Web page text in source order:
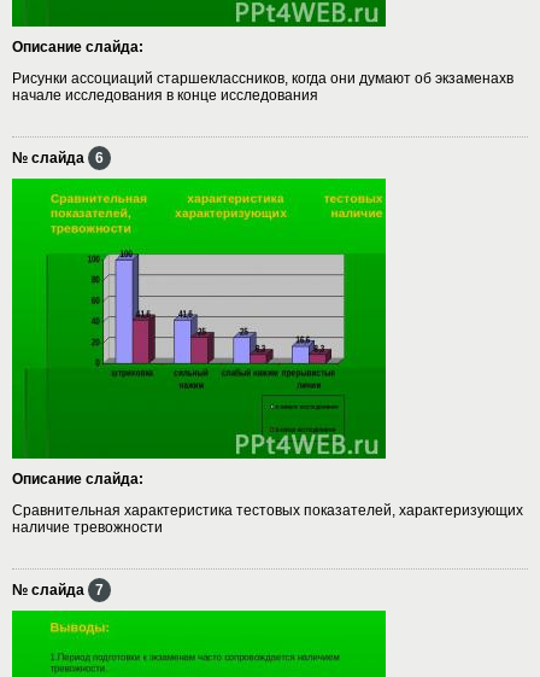
Описание слайда:
Рисунки ассоциаций старшеклассников, когда они думают об экзаменахв
начале исследования в конце исследования
№ слайда 6
Описание слайда:
Сравнительная характеристика тестовых показателей, характеризующих
наличие тревожности
№ слайда 7